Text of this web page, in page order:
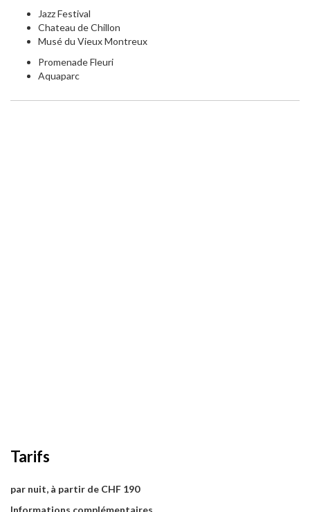
Jazz Festival
Chateau de Chillon
Musé du Vieux Montreux
Promenade Fleuri
Aquaparc
Tarifs
par nuit, à partir de CHF 190